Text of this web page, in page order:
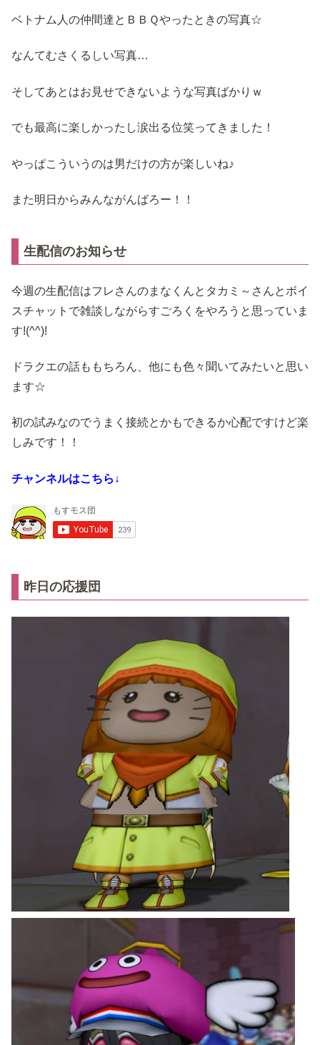
ベトナム人の仲間達とＢＢＱやったときの写真☆
なんてむさくるしい写真…
そしてあとはお見せできないような写真ばかりｗ
でも最高に楽しかったし涙出る位笑ってきました！
やっぱこういうのは男だけの方が楽しいね♪
また明日からみんながんばろー！！
生配信のお知らせ
今週の生配信はフレさんのまなくんとタカミ～さんとボイ
スチャットで雑談しながらすごろくをやろうと思っていま
す!(^^)!
ドラクエの話ももちろん、他にも色々聞いてみたいと思い
ます☆
初の試みなのでうまく接続とかもできるか心配ですけど楽
しみです！！
チャンネルはこちら↓
昨日の応援団